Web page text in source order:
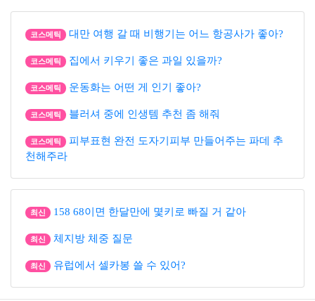
코스메틱 대만 여행 갈 때 비행기는 어느 항공사가 좋아?
코스메틱 집에서 키우기 좋은 과일 있을까?
코스메틱 운동화는 어떤 게 인기 좋아?
코스메틱 블러셔 중에 인생템 추천 좀 해줘
코스메틱
피부표현 완전 도자기피부 만들어주는 파데 추
천해주라
최신 158 68이면 한달만에 몇키로 빠질 거 같아
최신 체지방 체중 질문
최신 유럽에서 셀카봉 쓸 수 있어?